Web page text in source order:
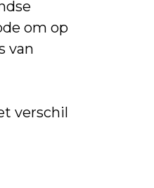
om op
van
verschil